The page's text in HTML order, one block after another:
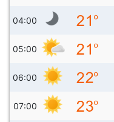
04:00
05:00
06:00
07:00